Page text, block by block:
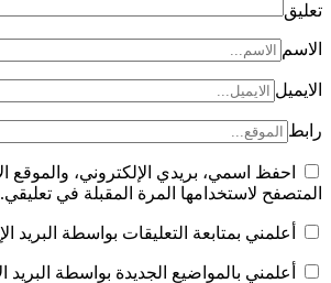
تعليق
الاسم
الايميل
رابط
احفظ اسمي، بريدي الإلكتروني، والموقع
المتصفح لاستخدامها المرة المقبلة في تعليقي.
أعلمني بمتابعة التعليقات بواسطة البريد
أعلمني بالمواضيع الجديدة بواسطة البريد